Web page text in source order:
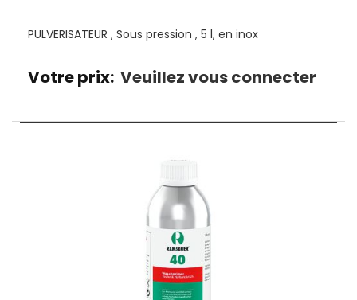
PULVERISATEUR , Sous pression , 5 l, en inox
Votre prix: Veuillez vous connecter